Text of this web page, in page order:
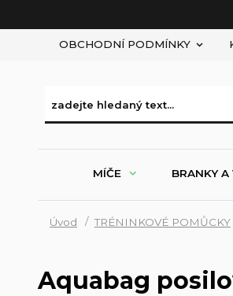
OBCHODNÍ PODMÍNKY
MÍČE BRANKY A
Úvod TRÉNINKOVÉ POMŮCKY
Aquabag